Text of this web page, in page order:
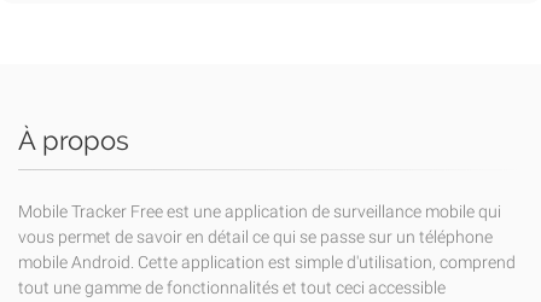
À propos
Mobile Tracker Free est une application de surveillance mobile qui
vous permet de savoir en détail ce qui se passe sur un téléphone
mobile Android. Cette application est simple d'utilisation, comprend
tout une gamme de fonctionnalités et tout ceci accessible